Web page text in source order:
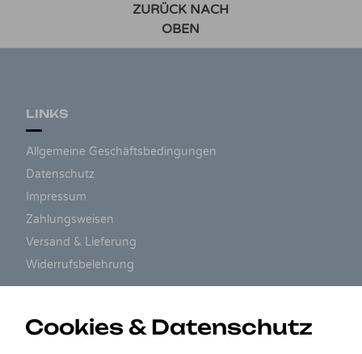
ZURÜCK NACH
OBEN
LINKS
Allgemeine Geschäftsbedingungen
Datenschutz
Impressum
Zahlungsweisen
Versand & Lieferung
Widerrufsbelehrung
Cookies & Datenschutz